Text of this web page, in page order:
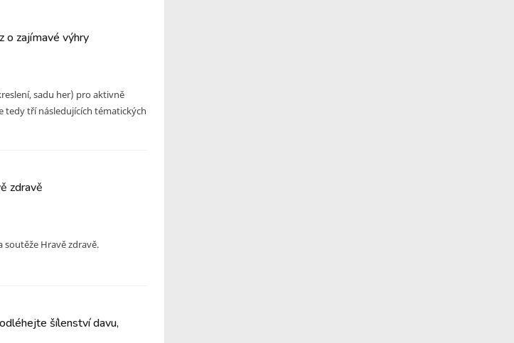
o zajímavé výhry
sadu her) pro aktivně
tedy tří následujících tématických
zdravě
Hravě zdravě.
šílenství davu,